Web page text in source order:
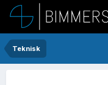
Teknisk